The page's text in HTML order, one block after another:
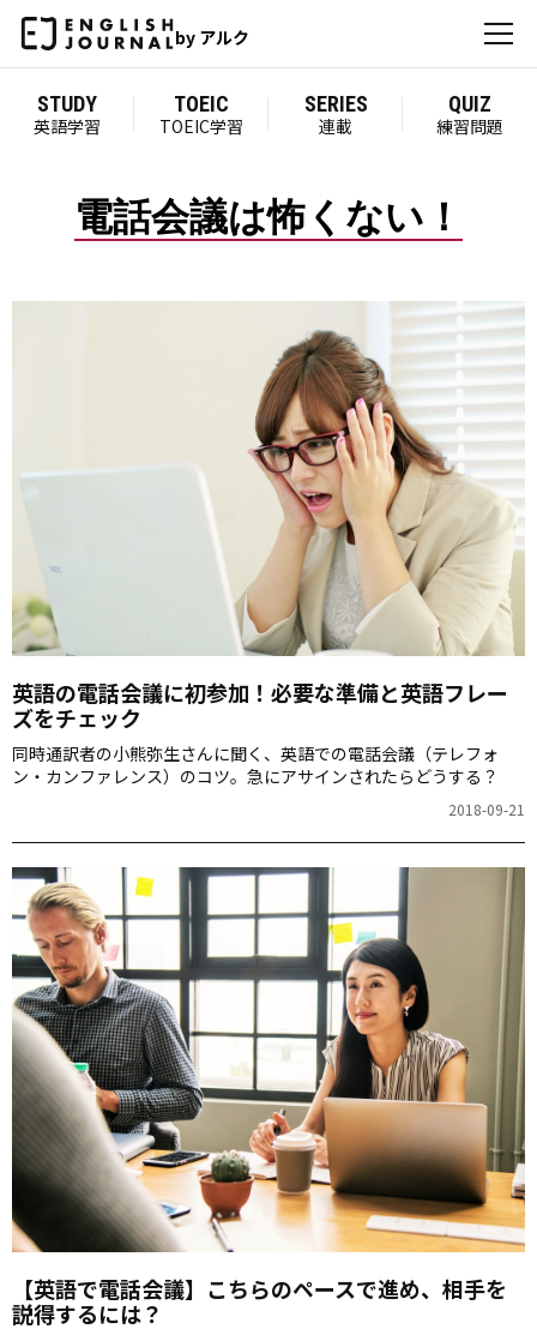
by アルク
STUDY
英語学習
TOEIC
TOEIC学習
SERIES
連載
QUIZ
練習問題
電話会議は怖くない！
英語の電話会議に初参加！必要な準備と英語フレー
ズをチェック
同時通訳者の小熊弥生さんに聞く、英語での電話会議（テレフォ
ン・カンファレンス）のコツ。急にアサインされたらどうする？
2018-09-21
【英語で電話会議】こちらのペースで進め、相手を
説得するには？